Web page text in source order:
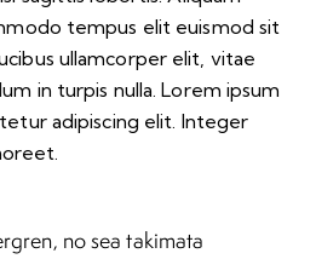
tempus elit euismod sit
ullamcorper elit, vitae
in turpis nulla. Lorem ipsum
adipiscing elit. Integer
no sea takimata